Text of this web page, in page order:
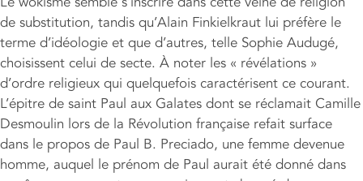
de substitution, tandis qu’Alain Finkielkraut lui préfère le
terme d’idéologie et que d’autres, telle Sophie Audugé,
choisissent celui de secte. À noter les « révélations »
d’ordre religieux qui quelquefois caractérisent ce courant.
L’épitre de saint Paul aux Galates dont se réclamait Camille
Desmoulin lors de la Révolution française refait surface
dans le propos de Paul B. Preciado, une femme devenue
homme, auquel le prénom de Paul aurait été donné dans